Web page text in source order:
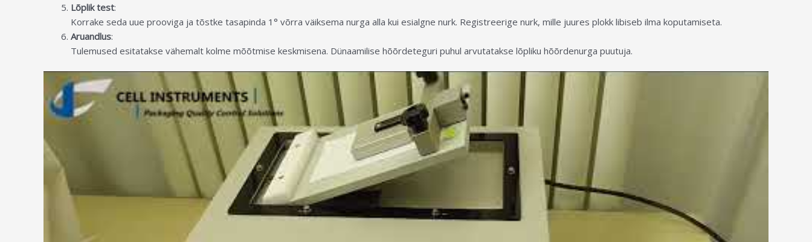
Lõplik test:
Korrake seda uue prooviga ja tõstke tasapinda 1° võrra väiksema nurga alla kui esialgne nurk. Registreerige nurk, mille juures plokk libiseb ilma koputamiseta.
Aruandlus:
Tulemused esitatakse vähemalt kolme mõõtmise keskmisena. Dünaamilise hõõrdeteguri puhul arvutatakse lõpliku hõõrdenurga puutuja.